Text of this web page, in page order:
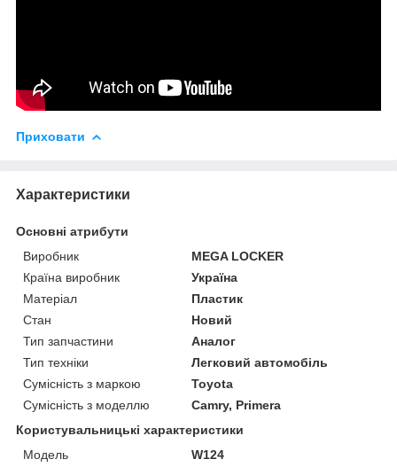
Приховати
Характеристики
Основні атрибути
Виробник
MEGA LOCKER
Країна виробник
Україна
Матеріал
Пластик
Стан
Новий
Тип запчастини
Аналог
Тип техніки
Легковий автомобіль
Сумісність з маркою
Toyota
Сумісність з моделлю
Camry, Primera
Користувальницькі характеристики
Мoдель
W124